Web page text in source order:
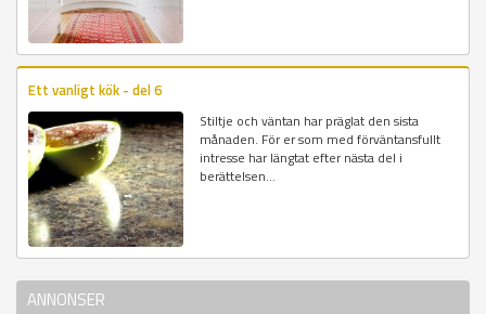
Ett vanligt kök - del 6
Stiltje och väntan har präglat den sista
månaden. För er som med förväntansfullt
intresse har längtat efter nästa del i
berättelsen...
ANNONSER